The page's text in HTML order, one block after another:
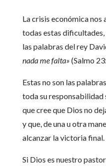
La crisis económica nos
todas estas
las palabras del rey
nada me falta» (Salmo
Estas no son las
toda su responsabilidad
que cree que Dios no
y que, de una u otra
alcanzar la victoria final.
Si Dios es nuestro